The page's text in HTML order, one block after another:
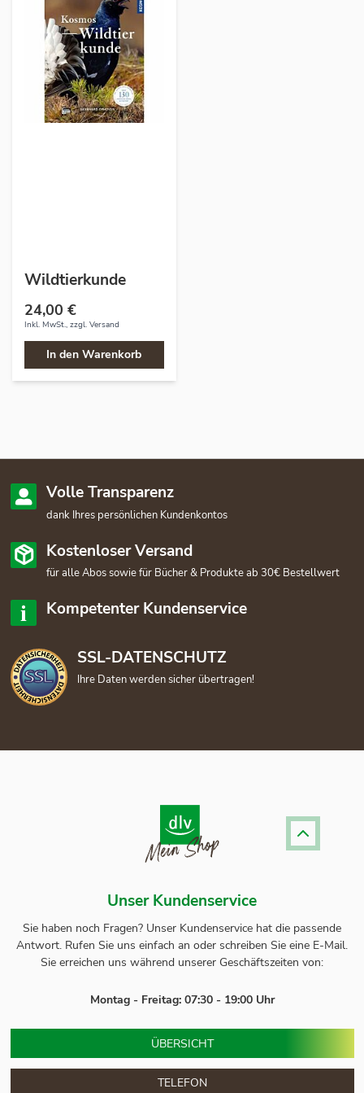
Wildtierkunde
24,00 €
Inkl. MwSt., zzgl. Versand
In den Warenkorb
Volle Transparenz
dank Ihres persönlichen Kundenkontos
Kostenloser Versand
für alle Abos sowie für Bücher & Produkte ab 30€ Bestellwert
Kompetenter Kundenservice
SSL-DATENSCHUTZ
Ihre Daten werden sicher übertragen!
Unser Kundenservice
Sie haben noch Fragen? Unser Kundenservice hat die passende
Antwort. Rufen Sie uns einfach an oder schreiben Sie eine E-Mail.
Sie erreichen uns während unserer Geschäftszeiten von:
Montag - Freitag: 07:30 - 19:00 Uhr
ÜBERSICHT
TELEFON